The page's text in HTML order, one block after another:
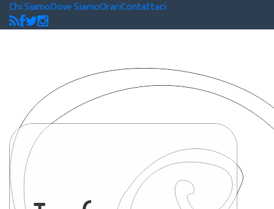
Chi SiamoDove SiamoOrariContattaci